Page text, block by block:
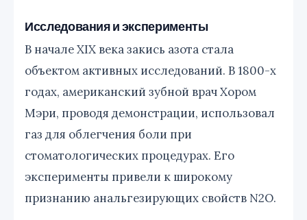
Исследования и эксперименты
В начале XIX века закись азота стала
объектом активных исследований. В 1800-х
годах, американский зубной врач Хором
Мэри, проводя демонстрации, использовал
газ для облегчения боли при
стоматологических процедурах. Его
эксперименты привели к широкому
признанию анальгезирующих свойств N2O.